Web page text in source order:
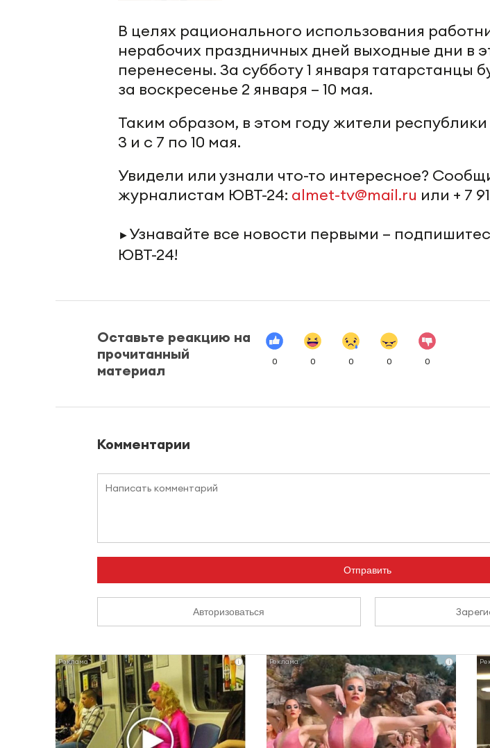
В целях рационального использования
нерабочих праздничных дней выходные дни в
перенесены. За субботу 1 января татарстанцы
за воскресенье 2 января – 10 мая.
Таким образом, в этом году жители республики
3 и с 7 по 10 мая.
Увидели или узнали что-то интересное?
журналистам ЮВТ-24: almet-tv@mail.ru или + 7
► Узнавайте все новости первыми –
ЮВТ-24!
Оставьте реакцию на
прочитанный
материал
0 0 0 0 0
Комментарии
Отправить
Авторизоваться
i i